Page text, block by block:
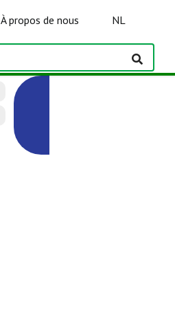
À propos de nous NL